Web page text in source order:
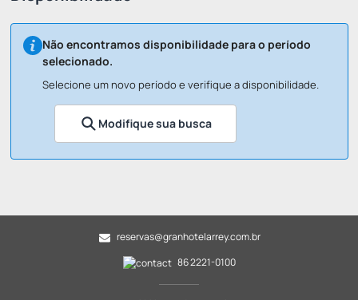
Não encontramos disponibilidade para o período
selecionado.
Selecione um novo período e verifique a disponibilidade.
Modifique sua busca
reservas@granhotelarrey.com.br
86 2221-0100